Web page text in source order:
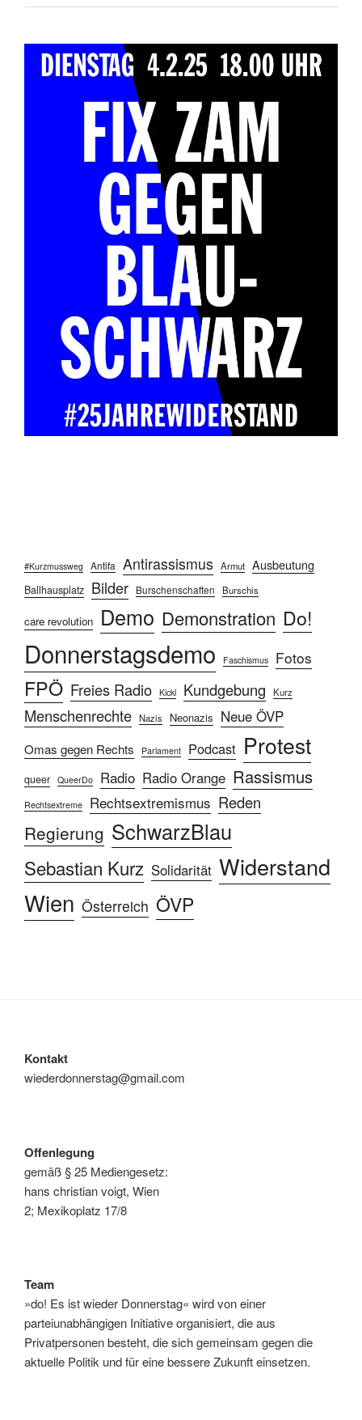
#Kurzmussweg Antifa Antirassismus Armut Ausbeutung
Ballhausplatz Bilder Burschenschaften Burschis
care revolution Demo Demonstration Do!
Donnerstagsdemo Faschismus Fotos
FPÖ Freies Radio Kickl Kundgebung Kurz
Menschenrechte Nazis Neonazis Neue ÖVP
Omas gegen Rechts Parlament Podcast Protest
queer QueerDo Radio Radio Orange Rassismus
Rechtsextreme Rechtsextremismus Reden
Regierung SchwarzBlau
Sebastian Kurz Solidarität Widerstand
Wien Österreich ÖVP
Kontakt
wiederdonnerstag@gmail.com
Offenlegung
gemäß § 25 Mediengesetz:
hans christian voigt, Wien
2; Mexikoplatz 17/8
Team
»do! Es ist wieder Donnerstag« wird von einer
parteiunabhängigen Initiative organisiert, die aus
Privatpersonen besteht, die sich gemeinsam gegen die
aktuelle Politik und für eine bessere Zukunft einsetzen.